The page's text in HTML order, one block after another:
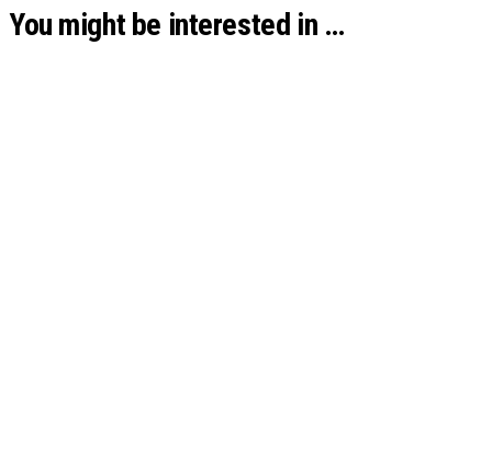
You might be interested in …